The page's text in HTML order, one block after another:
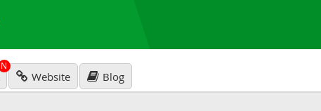
N
Website Blog